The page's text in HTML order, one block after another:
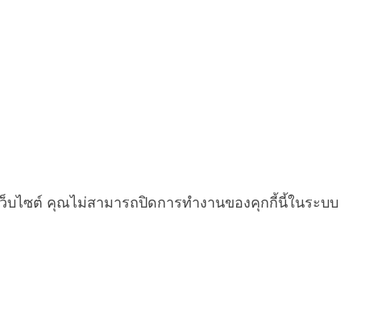
บไซต์ คุณไม่สามารถปิดการทำงานของคุกกี้นี้ในระบบ